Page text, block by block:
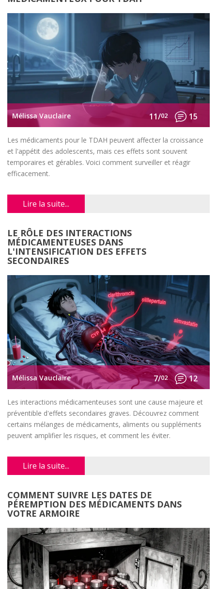
Mélissa Vauclaire 11/02 15
Les médicaments pour le TDAH peuvent affecter la croissance
et l'appétit des adolescents, mais ces effets sont souvent
temporaires et gérables. Voici comment surveiller et réagir
efficacement.
Lire la suite...
LE RÔLE DES INTERACTIONS
MÉDICAMENTEUSES DANS
L'INTENSIFICATION DES EFFETS
SECONDAIRES
Mélissa Vauclaire 7/02 12
Les interactions médicamenteuses sont une cause majeure et
préventible d'effets secondaires graves. Découvrez comment
certains mélanges de médicaments, aliments ou suppléments
peuvent amplifier les risques, et comment les éviter.
Lire la suite...
COMMENT SUIVRE LES DATES DE
PÉREMPTION DES MÉDICAMENTS DANS
VOTRE ARMOIRE